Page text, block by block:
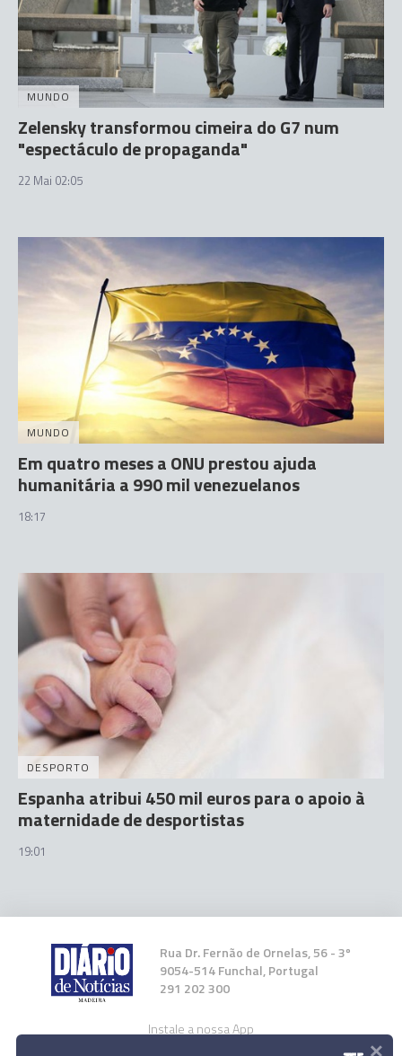
MUNDO
Zelensky transformou cimeira do G7 num
"espectáculo de propaganda"
22 Mai 02:05
MUNDO
Em quatro meses a ONU prestou ajuda
humanitária a 990 mil venezuelanos
18:17
DESPORTO
Espanha atribui 450 mil euros para o apoio à
maternidade de desportistas
19:01
Rua Dr. Fernão de Ornelas, 56 - 3º
9054-514 Funchal, Portugal
291 202 300
Instale a nossa App